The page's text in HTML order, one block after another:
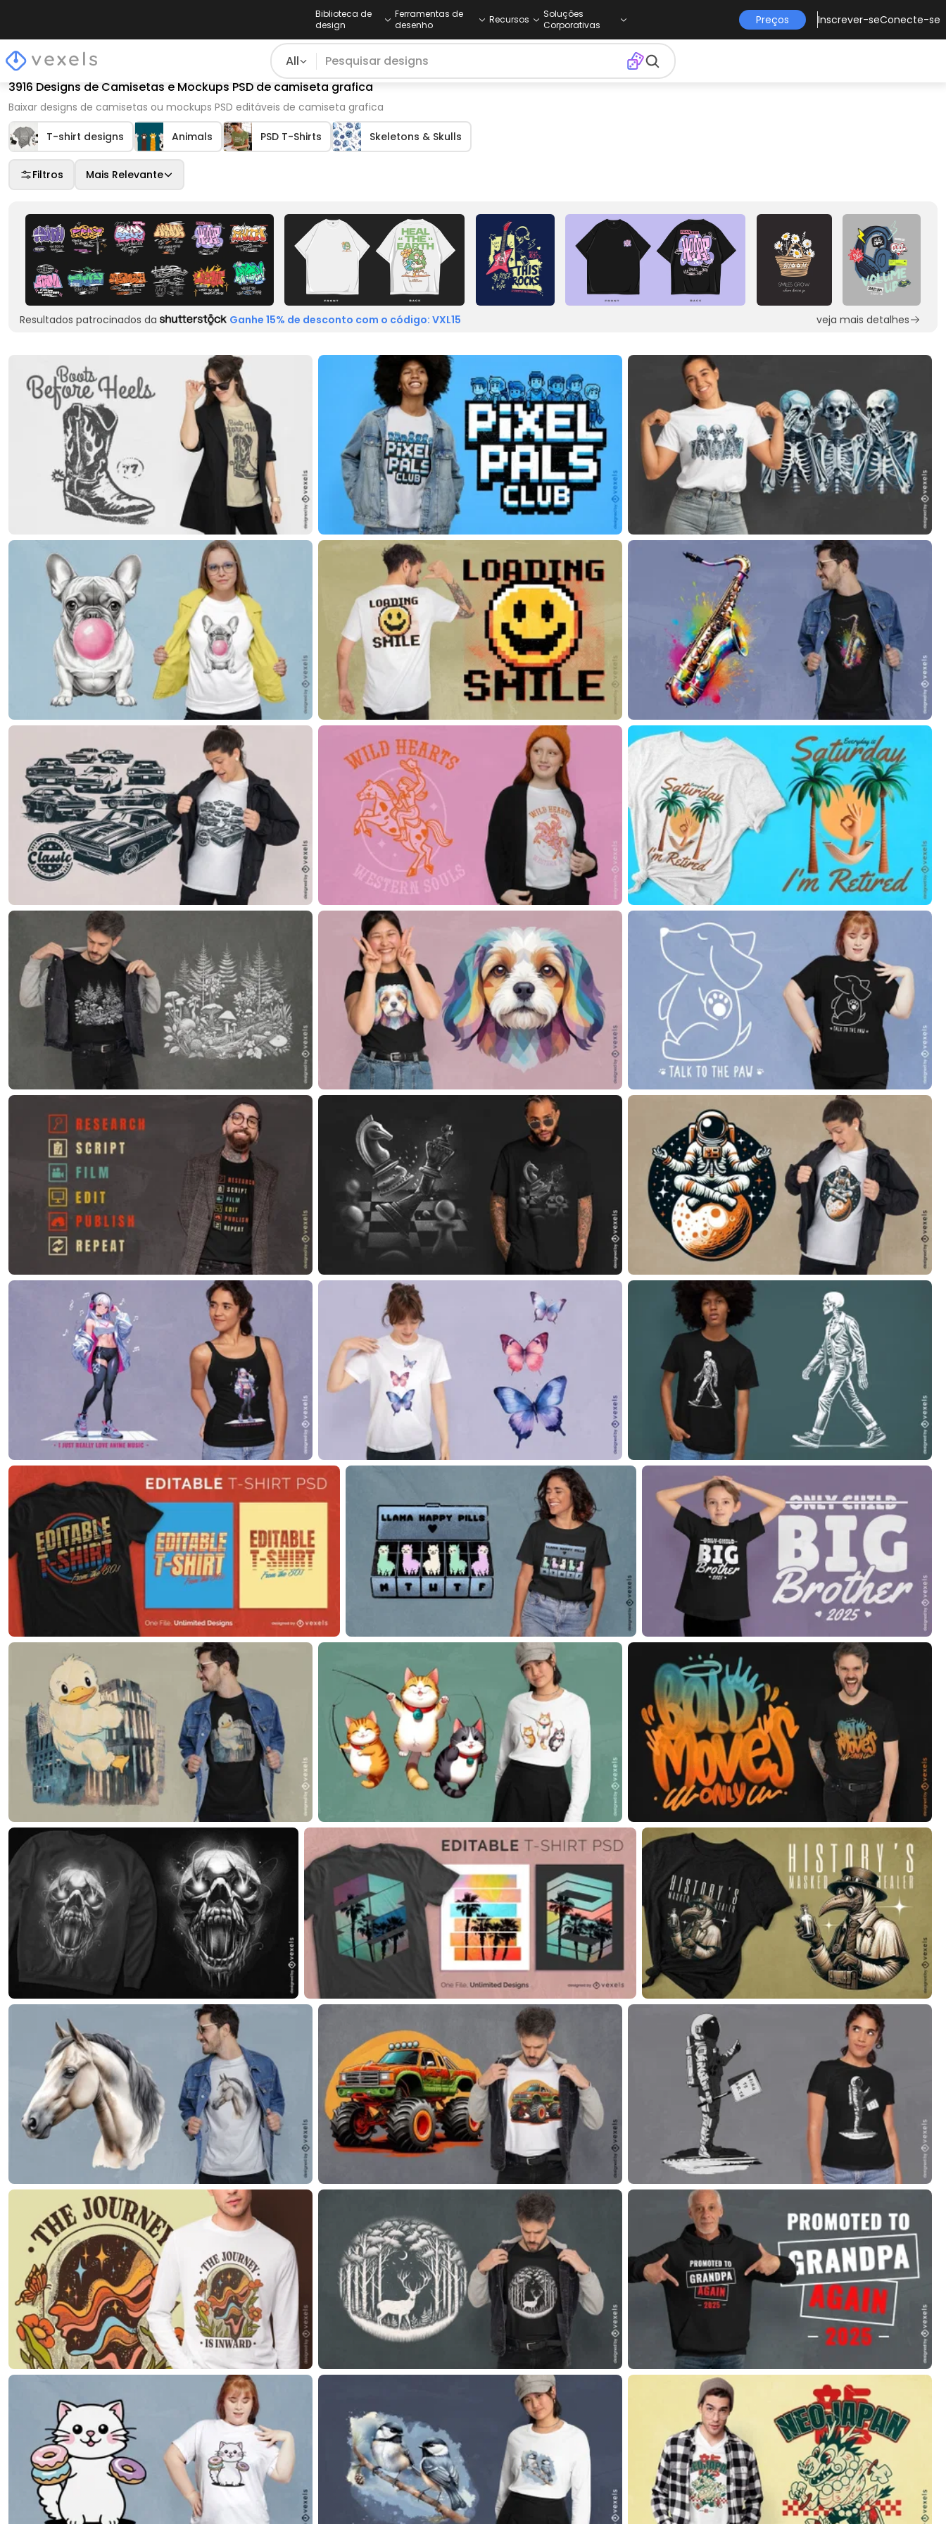
Biblioteca de
design
Ferramentas de
desenho
Recursos
Soluções
Corporativas
Preços Inscrever-seConecte-se
All
3916 Designs de Camisetas e Mockups PSD de camiseta grafica
Baixar designs de camisetas ou mockups PSD editáveis de camiseta grafica
T-shirt designs Animals PSD T-Shirts Skeletons & Skulls
Filtros Mais Relevante
Resultados patrocinados da Ganhe 15% de desconto com o código: VXL15 veja mais detalhes